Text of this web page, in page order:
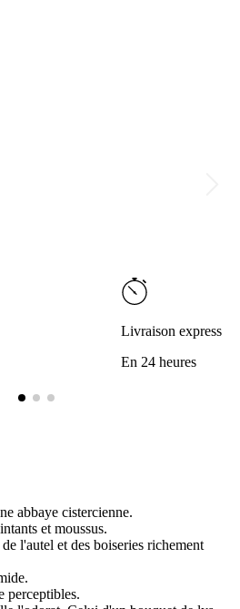
Livraison express
En 24 heures
abbaye cistercienne.
et moussus.
l'autel et des boiseries richement
perceptibles.